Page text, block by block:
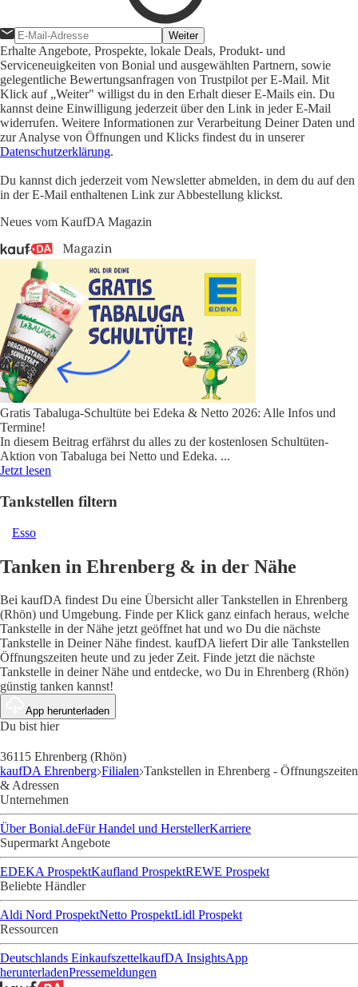
Weiter
Erhalte Angebote, Prospekte, lokale Deals, Produkt- und
Serviceneuigkeiten von Bonial und ausgewählten Partnern, sowie
gelegentliche Bewertungsanfragen von Trustpilot per E-Mail. Mit
Klick auf „Weiter" willigst du in den Erhalt dieser E-Mails ein. Du
kannst deine Einwilligung jederzeit über den Link in jeder E-Mail
widerrufen. Weitere Informationen zur Verarbeitung Deiner Daten und
zur Analyse von Öffnungen und Klicks findest du in unserer
Datenschutzerklärung.
Du kannst dich jederzeit vom Newsletter abmelden, in dem du auf den
in der E-Mail enthaltenen Link zur Abbestellung klickst.
Neues vom KaufDA Magazin
Gratis Tabaluga-Schultüte bei Edeka & Netto 2026: Alle Infos und
Termine!
In diesem Beitrag erfährst du alles zu der kostenlosen Schultüten-
Aktion von Tabaluga bei Netto und Edeka. ...
Jetzt lesen
Tankstellen filtern
Esso
Tanken in Ehrenberg & in der Nähe
Bei kaufDA findest Du eine Übersicht aller Tankstellen in Ehrenberg
(Rhön) und Umgebung. Finde per Klick ganz einfach heraus, welche
Tankstelle in der Nähe jetzt geöffnet hat und wo Du die nächste
Tankstelle in Deiner Nähe findest. kaufDA liefert Dir alle Tankstellen
Öffnungszeiten heute und zu jeder Zeit. Finde jetzt die nächste
Tankstelle in deiner Nähe und entdecke, wo Du in Ehrenberg (Rhön)
günstig tanken kannst!
App herunterladen
Du bist hier
36115 Ehrenberg (Rhön)
kaufDA Ehrenberg Filialen Tankstellen in Ehrenberg - Öffnungszeiten
& Adressen
Unternehmen
Über Bonial.deFür Handel und HerstellerKarriere
Supermarkt Angebote
EDEKA ProspektKaufland ProspektREWE Prospekt
Beliebte Händler
Aldi Nord ProspektNetto ProspektLidl Prospekt
Ressourcen
Deutschlands EinkaufszettelkaufDA InsightsApp
herunterladenPressemeldungen